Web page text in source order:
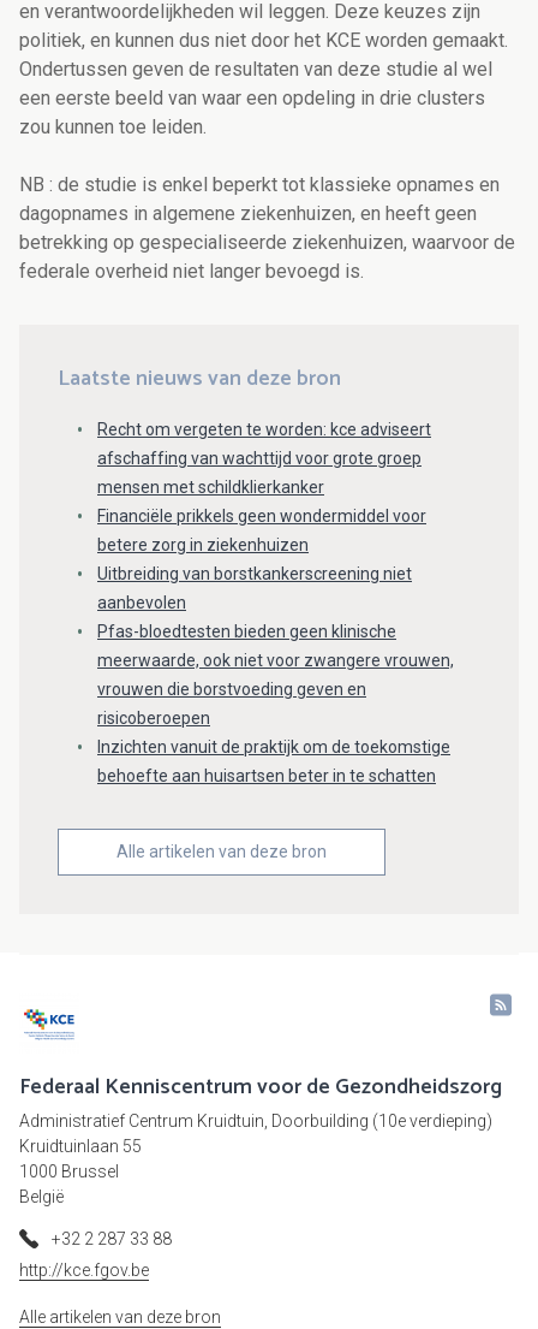
en verantwoordelijkheden wil leggen. Deze keuzes zijn
politiek, en kunnen dus niet door het KCE worden gemaakt.
Ondertussen geven de resultaten van deze studie al wel
een eerste beeld van waar een opdeling in drie clusters
zou kunnen toe leiden.
NB : de studie is enkel beperkt tot klassieke opnames en
dagopnames in algemene ziekenhuizen, en heeft geen
betrekking op gespecialiseerde ziekenhuizen, waarvoor de
federale overheid niet langer bevoegd is.
Laatste nieuws van deze bron
Recht om vergeten te worden: kce adviseert
afschaffing van wachttijd voor grote groep
mensen met schildklierkanker
Financiële prikkels geen wondermiddel voor
betere zorg in ziekenhuizen
Uitbreiding van borstkankerscreening niet
aanbevolen
Pfas-bloedtesten bieden geen klinische
meerwaarde, ook niet voor zwangere vrouwen,
vrouwen die borstvoeding geven en
risicoberoepen
Inzichten vanuit de praktijk om de toekomstige
behoefte aan huisartsen beter in te schatten
Alle artikelen van deze bron
Federaal Kenniscentrum voor de Gezondheidszorg
Administratief Centrum Kruidtuin, Doorbuilding (10e verdieping)
Kruidtuinlaan 55
1000 Brussel
België
+32 2 287 33 88
http://kce.fgov.be
Alle artikelen van deze bron